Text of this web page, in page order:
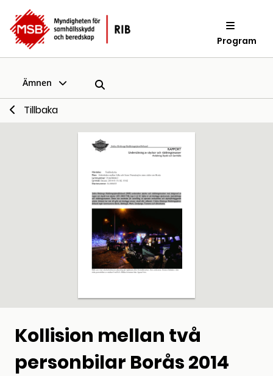
Program
Ämnen
Tillbaka
Kollision mellan två
personbilar Borås 2014